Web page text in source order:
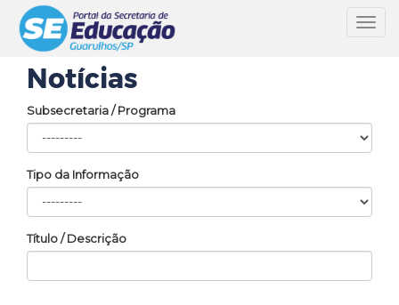
Notícias
Subsecretaria / Programa
Tipo da Informação
Título / Descrição